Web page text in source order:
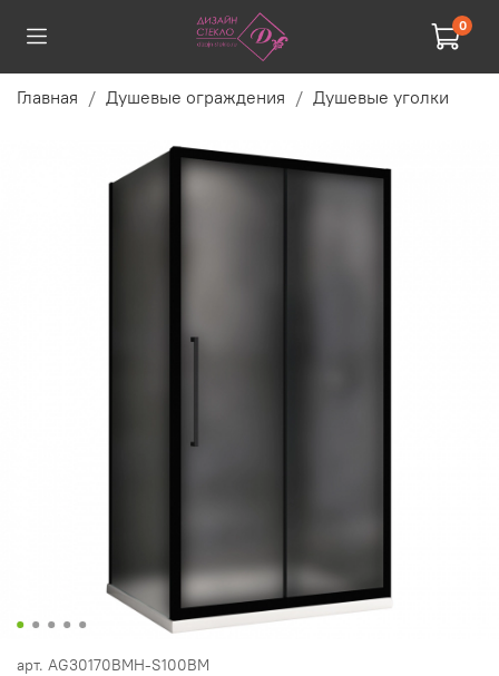
0
Главная Душевые ограждения Душевые уголки
арт. AG30170BMH-S100BM